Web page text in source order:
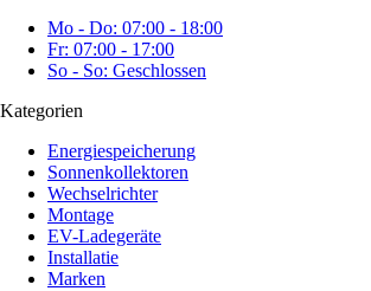
Mo - Do: 07:00 - 18:00
Fr: 07:00 - 17:00
So - So: Geschlossen
Kategorien
Energiespeicherung
Sonnenkollektoren
Wechselrichter
Montage
EV-Ladegeräte
Installatie
Marken